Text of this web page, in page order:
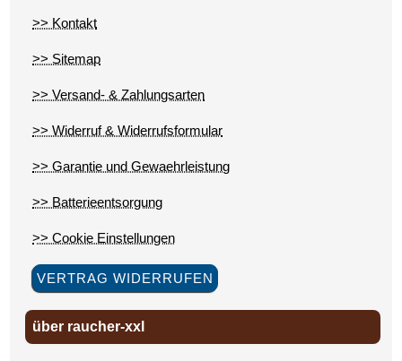
>> Kontakt
>> Sitemap
>> Versand- & Zahlungsarten
>> Widerruf & Widerrufsformular
>> Garantie und Gewaehrleistung
>> Batterieentsorgung
>> Cookie Einstellungen
VERTRAG WIDERRUFEN
über raucher-xxl